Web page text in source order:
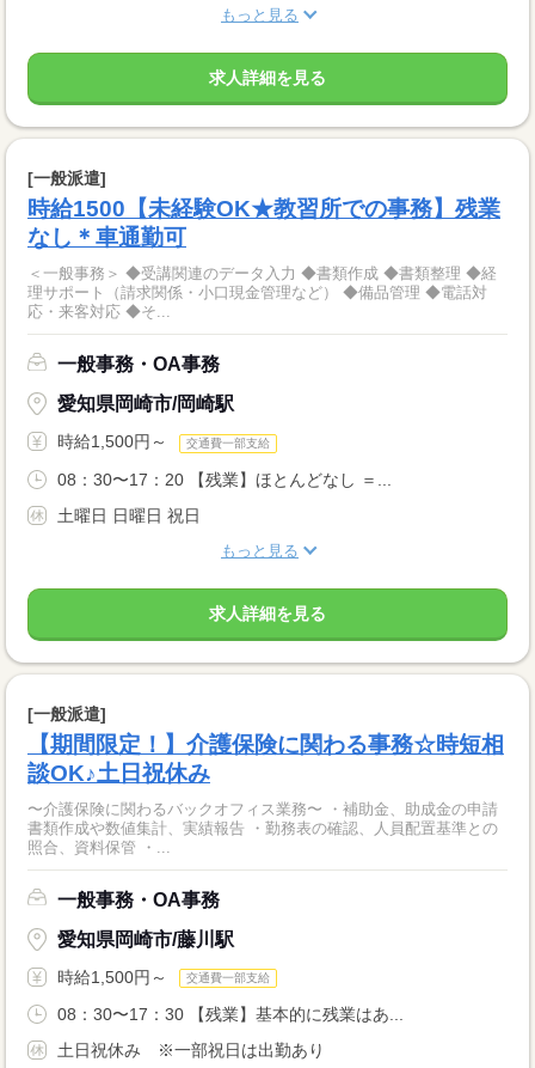
もっと見る
求人詳細を見る
[一般派遣]
時給1500【未経験OK★教習所での事務】残業
なし＊車通勤可
＜一般事務＞ ◆受講関連のデータ入力 ◆書類作成 ◆書類整理 ◆経
理サポート（請求関係・小口現金管理など） ◆備品管理 ◆電話対
応・来客対応 ◆そ...
一般事務・OA事務
愛知県岡崎市/岡崎駅
時給1,500円～ 交通費一部支給
08：30〜17：20 【残業】ほとんどなし ＝...
土曜日 日曜日 祝日
もっと見る
求人詳細を見る
[一般派遣]
【期間限定！】介護保険に関わる事務☆時短相
談OK♪土日祝休み
〜介護保険に関わるバックオフィス業務〜 ・補助金、助成金の申請
書類作成や数値集計、実績報告 ・勤務表の確認、人員配置基準との
照合、資料保管 ・...
一般事務・OA事務
愛知県岡崎市/藤川駅
時給1,500円～ 交通費一部支給
08：30〜17：30 【残業】基本的に残業はあ...
土日祝休み ※一部祝日は出勤あり